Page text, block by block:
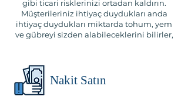
gibi ticari risklerinizi ortadan kaldırın.
Müşterileriniz ihtiyaç duydukları anda
ihtiyaç duydukları miktarda tohum, yem
ve gübreyi sizden alabileceklerini bilirler,
Nakit Satın